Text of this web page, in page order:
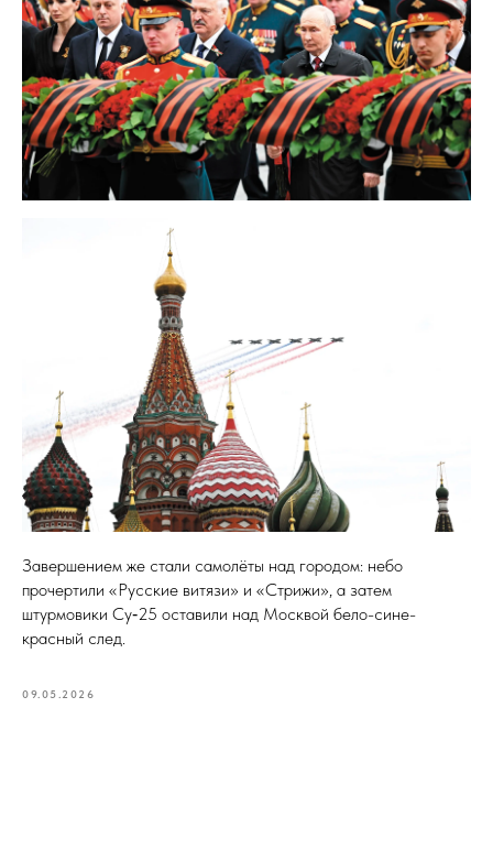
Завершением же стали самолёты над городом: небо
прочертили «Русские витязи» и «Стрижи», а затем
штурмовики Су‑25 оставили над Москвой бело-сине-
красный след.
09.05.2026